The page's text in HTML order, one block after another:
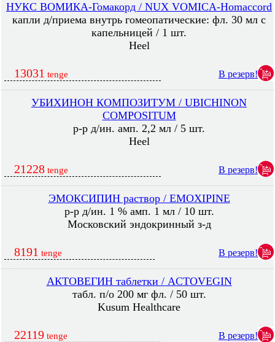
НУКС ВОМИКА-Гомакорд / NUX VOMICA-Homaccord
капли д/приема внутрь гомеопатические: фл. 30 мл с
капельницей / 1 шт.
Heel
13031 tenge В резерв!
УБИХИНОН КОМПОЗИТУМ / UBICHINON
COMPOSITUM
р-р д/ин. амп. 2,2 мл / 5 шт.
Heel
21228 tenge В резерв!
ЭМОКСИПИН раствор / EMOXIPINE
р-р д/ин. 1 % амп. 1 мл / 10 шт.
Московский эндокринный з-д
8191 tenge В резерв!
АКТОВЕГИН таблетки / ACTOVEGIN
табл. п/о 200 мг фл. / 50 шт.
Kusum Healthcare
22119 tenge В резерв!